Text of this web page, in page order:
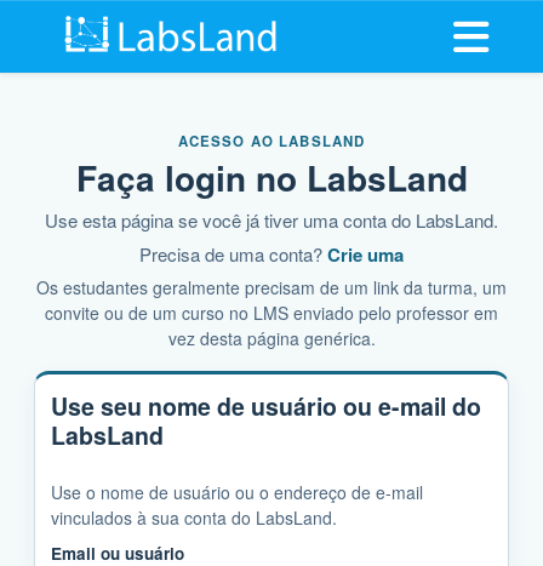
Abrir
ACESSO AO LABSLAND
Faça login no LabsLand
Use esta página se você já tiver uma conta do LabsLand.
Precisa de uma conta?Crie uma
Os estudantes geralmente precisam de um link da turma, um
convite ou de um curso no LMS enviado pelo professor em
vez desta página genérica.
Use seu nome de usuário ou e-mail do
LabsLand
Use o nome de usuário ou o endereço de e-mail
vinculados à sua conta do LabsLand.
Email ou usuário